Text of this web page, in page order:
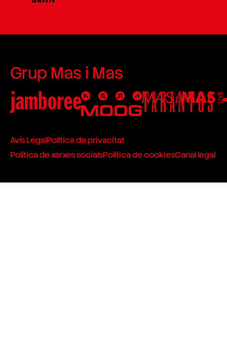
Grup Mas i Mas
Avís LegalPolítica de privacitat
Política de xarxes socialsPolítica de cookiesCanal legal